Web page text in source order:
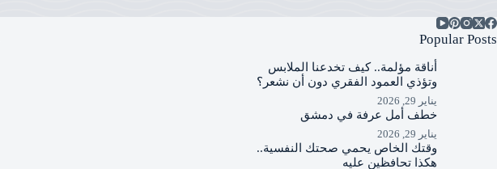
Popular Posts
أناقة مؤلمة.. كيف تخدعنا الملابس
وتؤذي العمود الفقري دون أن نشعر؟
يناير 29, 2026
خطف أمل عرفة في دمشق
يناير 29, 2026
وقتك الخاص يحمي صحتك النفسية..
هكذا تحافظين عليه